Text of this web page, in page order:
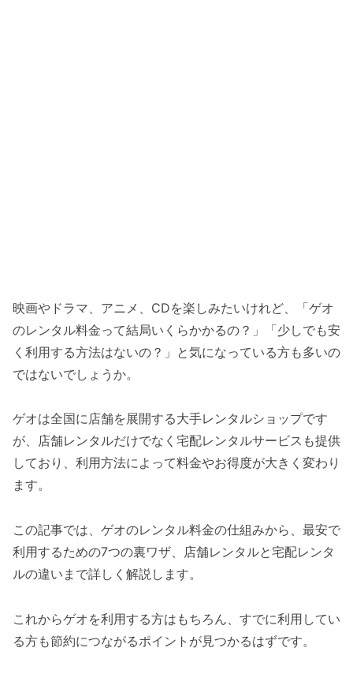
映画やドラマ、アニメ、CDを楽しみたいけれど、「ゲオ
のレンタル料金って結局いくらかかるの？」「少しでも安
く利用する方法はないの？」と気になっている方も多いの
ではないでしょうか。
ゲオは全国に店舗を展開する大手レンタルショップです
が、店舗レンタルだけでなく宅配レンタルサービスも提供
しており、利用方法によって料金やお得度が大きく変わり
ます。
この記事では、ゲオのレンタル料金の仕組みから、最安で
利用するための7つの裏ワザ、店舗レンタルと宅配レンタ
ルの違いまで詳しく解説します。
これからゲオを利用する方はもちろん、すでに利用してい
る方も節約につながるポイントが見つかるはずです。